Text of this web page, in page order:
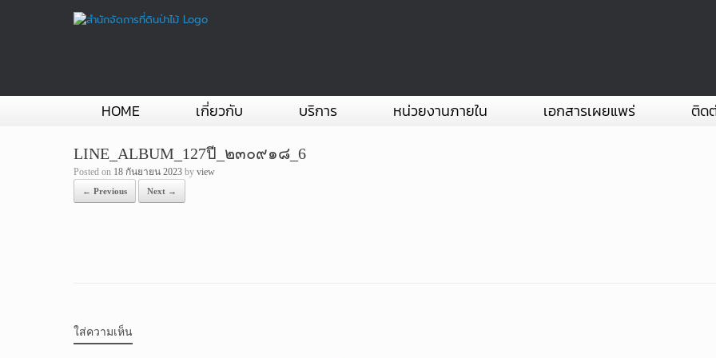
HOME เกี่ยวกับ บริการ หน่วยงานภายใน เอกสารเผยแพร่ ติด
LINE_ALBUM_127ปี_๒๓๐๙๑๘_6
Posted on 18 กันยายน 2023 by view
← Previous Next →
ใส่ความเห็น